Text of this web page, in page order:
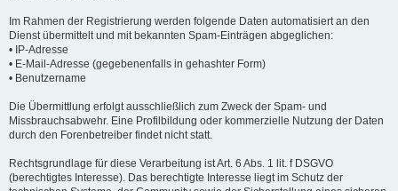
Im Rahmen der Registrierung werden folgende Daten automatisiert an den
Dienst übermittelt und mit bekannten Spam-Einträgen abgeglichen:
• IP-Adresse
• E-Mail-Adresse (gegebenenfalls in gehashter Form)
• Benutzername
Die Übermittlung erfolgt ausschließlich zum Zweck der Spam- und
Missbrauchsabwehr. Eine Profilbildung oder kommerzielle Nutzung der Daten
durch den Forenbetreiber findet nicht statt.
Rechtsgrundlage für diese Verarbeitung ist Art. 6 Abs. 1 lit. f DSGVO
(berechtigtes Interesse). Das berechtigte Interesse liegt im Schutz der